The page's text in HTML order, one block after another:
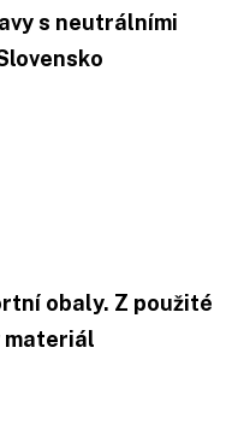
s neutrálními
obaly. Z použité
materiál